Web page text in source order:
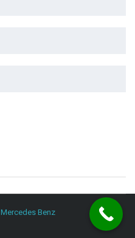
Mercedes Benz